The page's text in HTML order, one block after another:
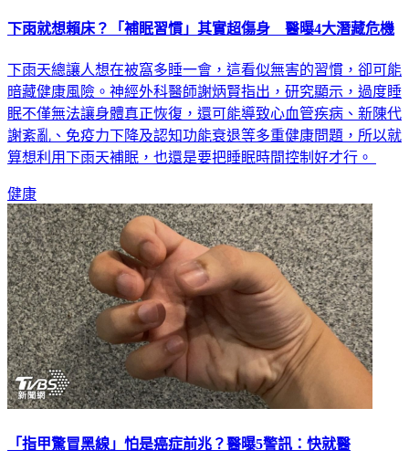
下雨就想賴床？「補眠習慣」其實超傷身 醫曝4大潛藏危機
下雨天總讓人想在被窩多睡一會，這看似無害的習慣，卻可能
暗藏健康風險。神經外科醫師謝炳賢指出，研究顯示，過度睡
眠不僅無法讓身體真正恢復，還可能導致心血管疾病、新陳代
謝紊亂、免疫力下降及認知功能衰退等多重健康問題，所以就
算想利用下雨天補眠，也還是要把睡眠時間控制好才行。
健康
「指甲驚冒黑線」怕是癌症前兆？醫曝5警訊：快就醫